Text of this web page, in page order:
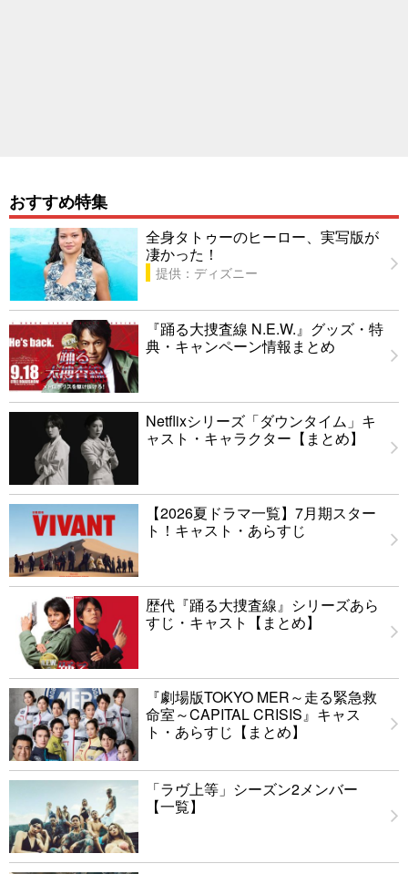
おすすめ特集
全身タトゥーのヒーロー、実写版が
凄かった！
提供：ディズニー
『踊る大捜査線 N.E.W.』グッズ・特
典・キャンペーン情報まとめ
Netflixシリーズ「ダウンタイム」キ
ャスト・キャラクター【まとめ】
【2026夏ドラマ一覧】7月期スター
ト！キャスト・あらすじ
歴代『踊る大捜査線』シリーズあら
すじ・キャスト【まとめ】
『劇場版TOKYO MER～走る緊急救
命室～CAPITAL CRISIS』キャス
ト・あらすじ【まとめ】
「ラヴ上等」シーズン2メンバー
【一覧】